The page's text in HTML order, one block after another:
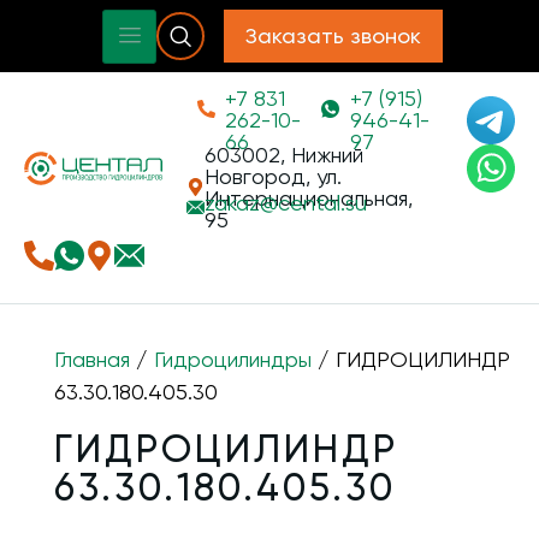
Заказать звонок
+7 831
262-10-
66
+7 (915)
946-41-
97
603002, Нижний
Новгород, ул.
Интернациональная,
95
zakaz@cental.su
Главная / Гидроцилиндры / ГИДРОЦИЛИНДР
63.30.180.405.30
ГИДРОЦИЛИНДР
63.30.180.405.30